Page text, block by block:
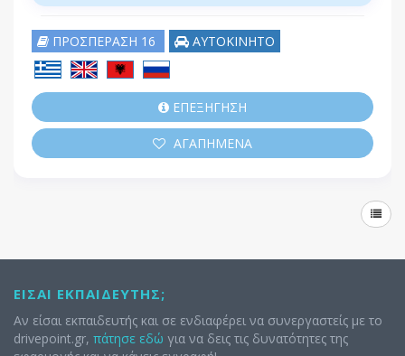
ΠΡΟΣΠΕΡΑΣΗ 16 ΑΥΤΟΚΙΝΗΤΟ
ΕΠΕΞΗΓΗΣΗ
ΑΓΑΠΗΜΕΝΑ
ΕΊΣΑΙ ΕΚΠΑΙΔΕΥΤΉΣ;
Αν είσαι εκπαιδευτής και σε ενδιαφέρει να συνεργαστείς με το
drivepoint.gr, πάτησε εδώ για να δεις τις δυνατότητες της